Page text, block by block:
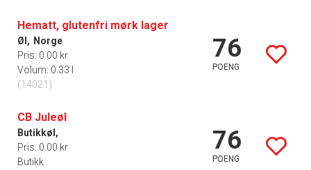
Hematt, glutenfri mørk lager
Øl, Norge
Pris: 0.00 kr
Volum: 0.33 l
(14021)
76
POENG
CB Juleøl
Butikkøl,
Pris: 0.00 kr
Butikk
76
POENG